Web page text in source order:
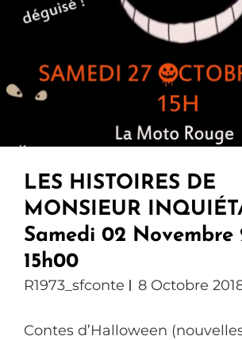
20h45
LES HISTOIRES DE
MONSIEUR
Samedi 02 Novembre
15h00
R1973_sfconte 8 Octobre
Contes d’Halloween